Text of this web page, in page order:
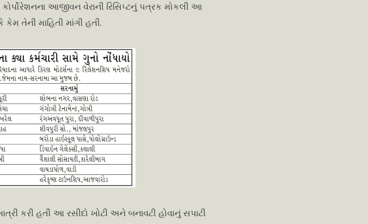
આજીવન વેરાની રિસિપ્ટનું પત્રક મોકલી આ
કેમ તેની માહિતી માંગી હતી.
કરી હતી આ રસીદો ખોટી અને બનાવટી હોવાનું સપાટી